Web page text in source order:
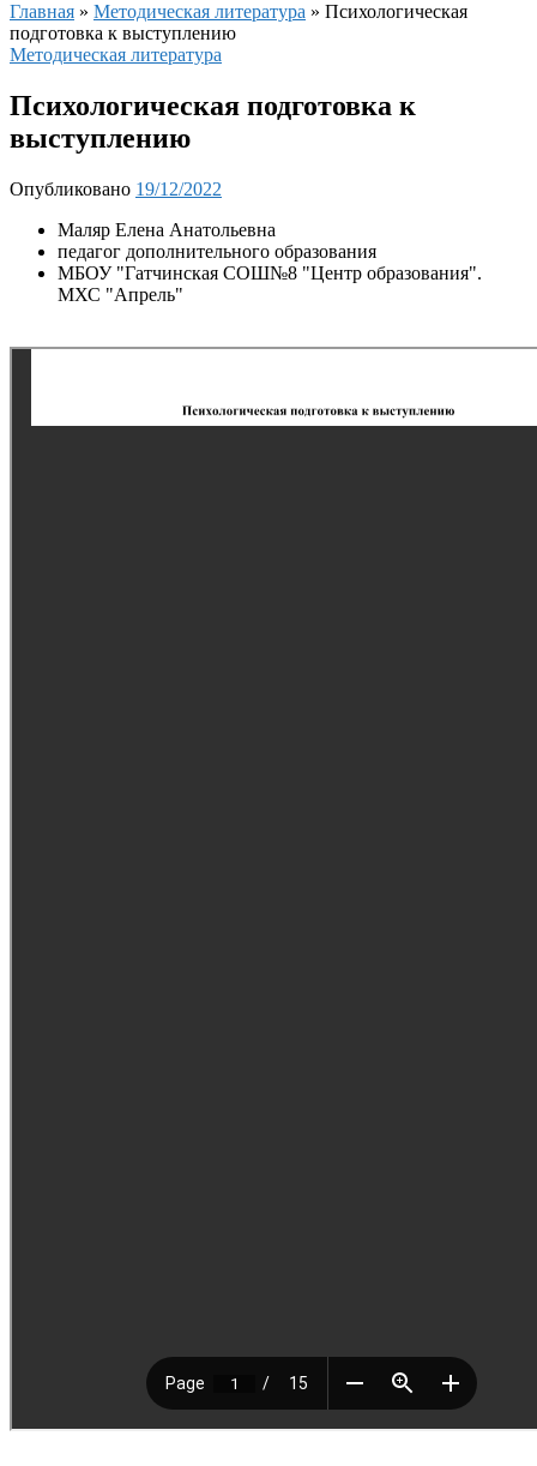
Главная » Методическая литература » Психологическая
подготовка к выступлению
Методическая литература
Психологическая подготовка к
выступлению
Опубликовано 19/12/2022
Маляр Елена Анатольевна
педагог дополнительного образования
МБОУ "Гатчинская СОШ№8 "Центр образования".
МХС "Апрель"